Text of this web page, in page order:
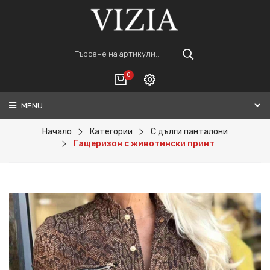
0
ВАШАТА КОЛИЧКА Е ПРАЗНА.
ПОРЪЧАЙ
Регистрация
MENU
Начало Категории
С дълги панталони
Гащеризон с животински принт